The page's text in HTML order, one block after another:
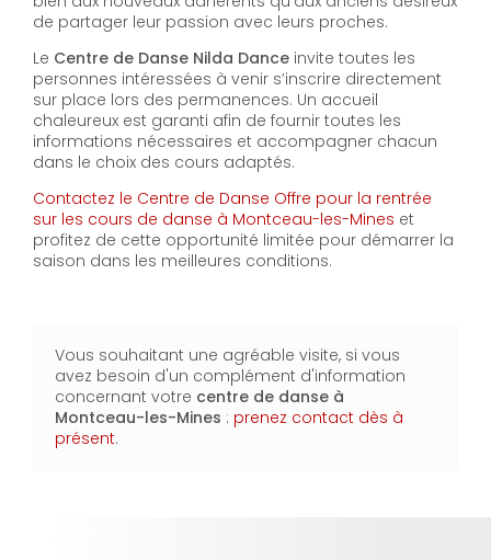
de partager leur passion avec leurs proches.
Le Centre de Danse Nilda Dance invite toutes les
personnes intéressées à venir s’inscrire directement
sur place lors des permanences. Un accueil
chaleureux est garanti afin de fournir toutes les
informations nécessaires et accompagner chacun
dans le choix des cours adaptés.
Contactez le Centre de Danse Offre pour la rentrée
sur les cours de danse à Montceau-les-Mines et
profitez de cette opportunité limitée pour démarrer la
saison dans les meilleures conditions.
Vous souhaitant une agréable visite, si vous
avez besoin d'un complément d'information
concernant votre centre de danse à
Montceau-les-Mines : prenez contact dès à
présent.